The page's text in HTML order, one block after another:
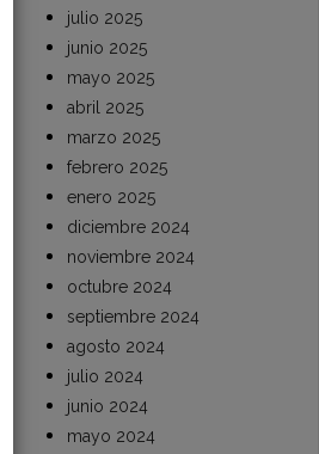
julio 2025
junio 2025
mayo 2025
abril 2025
marzo 2025
febrero 2025
enero 2025
diciembre 2024
noviembre 2024
octubre 2024
septiembre 2024
agosto 2024
julio 2024
junio 2024
mayo 2024